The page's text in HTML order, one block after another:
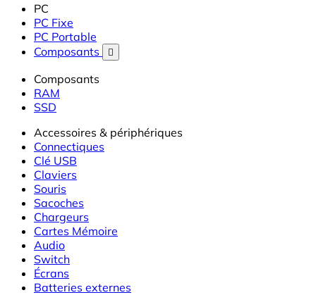
PC
PC Fixe
PC Portable
Composants

Composants
RAM
SSD
Accessoires & périphériques
Connectiques
Clé USB
Claviers
Souris
Sacoches
Chargeurs
Cartes Mémoire
Audio
Switch
Écrans
Batteries externes